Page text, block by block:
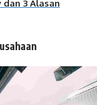
3 Alasan